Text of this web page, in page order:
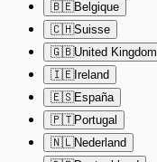
🇧🇪Belgique
🇨🇭Suisse
🇬🇧United Kingdom
🇮🇪Ireland
🇪🇸España
🇵🇹Portugal
🇳🇱Nederland